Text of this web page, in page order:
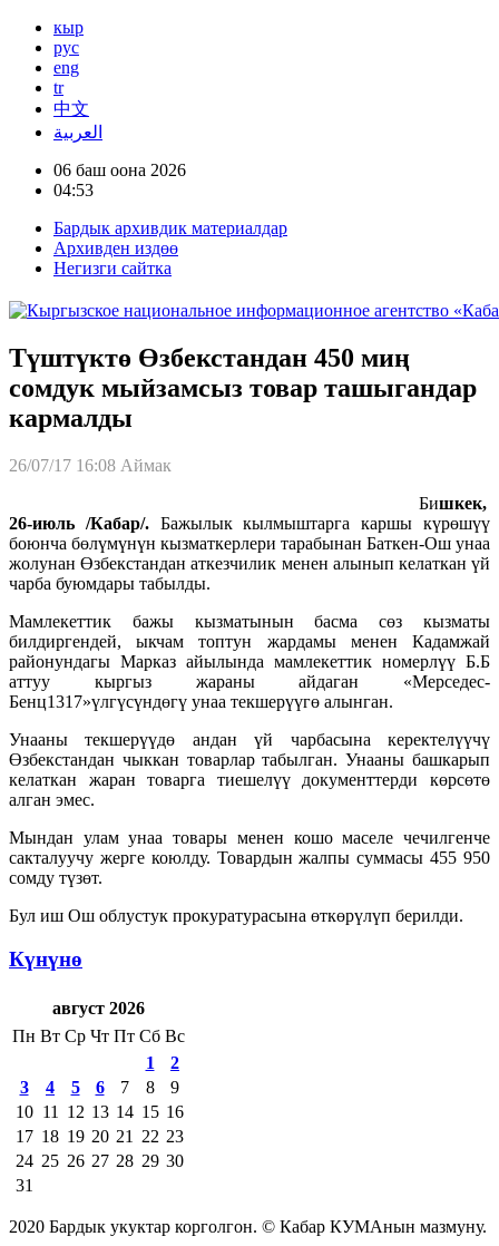
кыр
рус
eng
tr
中文
العربية
06 баш оона 2026
04:53
Бардык архивдик материалдар
Архивден издөө
Негизги сайтка
Түштүктө Өзбекстандан 450 миң
сомдук мыйзамсыз товар ташыгандар
кармалды
26/07/17 16:08 Аймак
Бишкек,
26-июль /Кабар/.Бажылык кылмыштарга каршы күрөшүү
боюнча бөлүмүнүн кызматкерлери тарабынан Баткен-Ош унаа
жолунан Өзбекстандан аткезчилик менен алынып келаткан үй
чарба буюмдары табылды.
Мамлекеттик бажы кызматынын басма сөз кызматы
билдиргендей, ыкчам топтун жардамы менен Кадамжай
районундагы Марказ айылында мамлекеттик номерлүү Б.Б
аттуу кыргыз жараны айдаган «Мерседес-
Бенц1317»үлгүсүндөгү унаа текшерүүгө алынган.
Унааны текшерүүдө андан үй чарбасына керектелүүчү
Өзбекстандан чыккан товарлар табылган. Унааны башкарып
келаткан жаран товарга тиешелүү документтерди көрсөтө
алган эмес.
Мындан улам унаа товары менен кошо маселе чечилгенче
сакталуучу жерге коюлду. Товардын жалпы суммасы 455 950
сомду түзөт.
Бул иш Ош облустук прокуратурасына өткөрүлүп берилди.
Күнүнө
август 2026
Пн Вт Ср Чт Пт Сб Вс
1
2
3
4 5 6 7 8
9
10 11 12 13 14 15 16
17 18 19 20 21 22 23
24 25 26 27 28 29 30
31
2020 Бардык укуктар корголгон. © Кабар КУМАнын мазмуну.